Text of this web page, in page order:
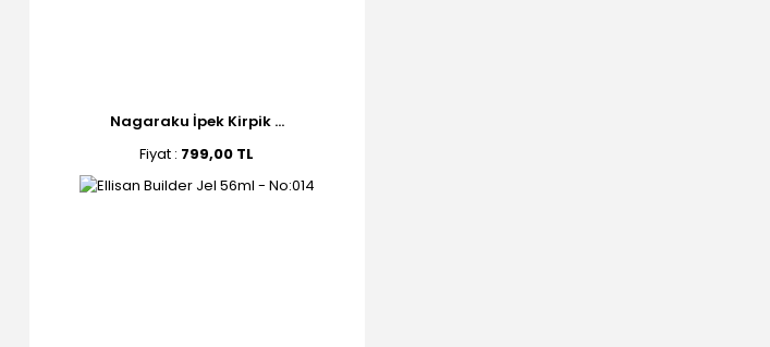
Nagaraku İpek Kirpik ...
Fiyat : 799,00 TL